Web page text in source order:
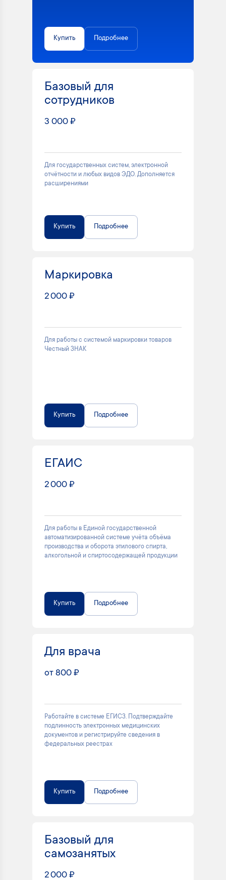
Купить Подробнее
Базовый для
сотрудников
3 000 ₽
Для государственных систем, электронной
отчётности и любых видов ЭДО. Дополняется
расширениями
Купить Подробнее
Маркировка
2 000 ₽
Для работы с системой маркировки товаров
Честный ЗНАК
Купить Подробнее
ЕГАИС
2 000 ₽
Для работы в Единой государственной
автоматизированной системе учёта объёма
производства и оборота этилового спирта,
алкогольной и спиртосодержащей продукции
Купить Подробнее
Для врача
от 800 ₽
Работайте в системе ЕГИСЗ. Подтверждайте
подлинность электронных медицинских
документов и регистрируйте сведения в
федеральных реестрах
Купить Подробнее
Базовый для
самозанятых
2 000 ₽